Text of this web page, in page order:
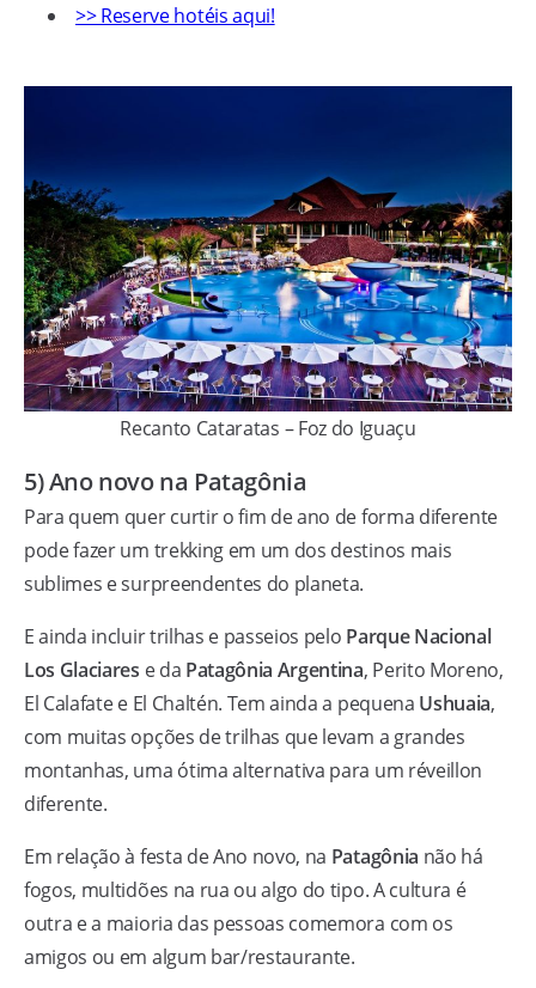
>> Reserve hotéis aqui!
Recanto Cataratas – Foz do Iguaçu
5) Ano novo na Patagônia
Para quem quer curtir o fim de ano de forma diferente
pode fazer um trekking em um dos destinos mais
sublimes e surpreendentes do planeta.
E ainda incluir trilhas e passeios pelo Parque Nacional
Los Glaciares e da Patagônia Argentina, Perito Moreno,
El Calafate e El Chaltén. Tem ainda a pequena Ushuaia,
com muitas opções de trilhas que levam a grandes
montanhas, uma ótima alternativa para um réveillon
diferente.
Em relação à festa de Ano novo, na Patagônia não há
fogos, multidões na rua ou algo do tipo. A cultura é
outra e a maioria das pessoas comemora com os
amigos ou em algum bar/restaurante.